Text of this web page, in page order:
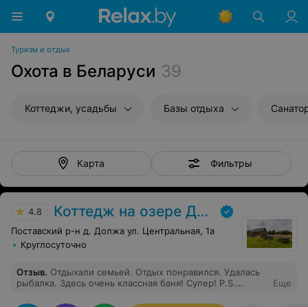
Туризм и отдых
Охота в Беларуси 39
Коттеджи, усадьбы Базы отдыха
Карта Фильтры
4.8 Коттедж на озере Должа
Поставский р-н д. Должа ул. Центральная, 1а
Круглосуточно
Отзыв. Отдыхали семьей. Отдых понравился. Удалась
рыбалка. Здесь очень классная баня! Супер! P.S.
Еще